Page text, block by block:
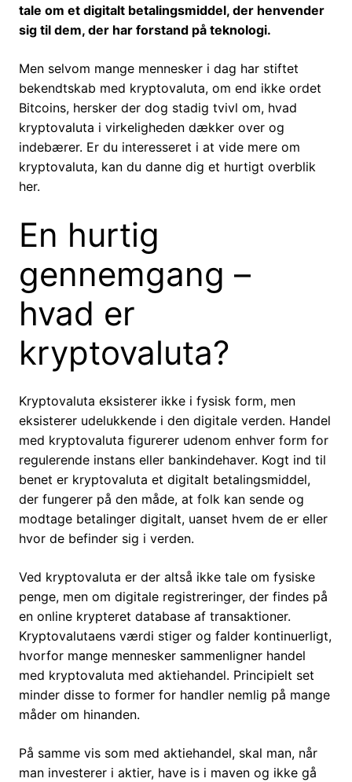
tale om et digitalt betalingsmiddel, der henvender
sig til dem, der har forstand på teknologi.
Men selvom mange mennesker i dag har stiftet
bekendtskab med kryptovaluta, om end ikke ordet
Bitcoins, hersker der dog stadig tvivl om, hvad
kryptovaluta i virkeligheden dækker over og
indebærer. Er du interesseret i at vide mere om
kryptovaluta, kan du danne dig et hurtigt overblik
her.
En hurtig
gennemgang –
hvad er
kryptovaluta?
Kryptovaluta eksisterer ikke i fysisk form, men
eksisterer udelukkende i den digitale verden. Handel
med kryptovaluta figurerer udenom enhver form for
regulerende instans eller bankindehaver. Kogt ind til
benet er kryptovaluta et digitalt betalingsmiddel,
der fungerer på den måde, at folk kan sende og
modtage betalinger digitalt, uanset hvem de er eller
hvor de befinder sig i verden.
Ved kryptovaluta er der altså ikke tale om fysiske
penge, men om digitale registreringer, der findes på
en online krypteret database af transaktioner.
Kryptovalutaens værdi stiger og falder kontinuerligt,
hvorfor mange mennesker sammenligner handel
med kryptovaluta med aktiehandel. Principielt set
minder disse to former for handler nemlig på mange
måder om hinanden.
På samme vis som med aktiehandel, skal man, når
man investerer i aktier, have is i maven og ikke gå